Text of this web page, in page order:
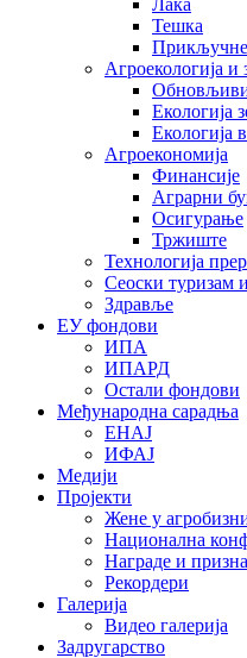
Тешка
Агроекологија
Екологија
Екологија
Агроекономија
Финансије
Аграрни
Осигурање
Тржиште
Технологија
Сеоски туризам
Здравље
ЕУ фондови
ИПА
ИПАРД
Остали фондови
Међународна сарадња
ЕНАЈ
ИФАЈ
Медији
Пројекти
Жене у
Национална
Награде и
Рекордери
Галерија
Видео галерија
Задругарство